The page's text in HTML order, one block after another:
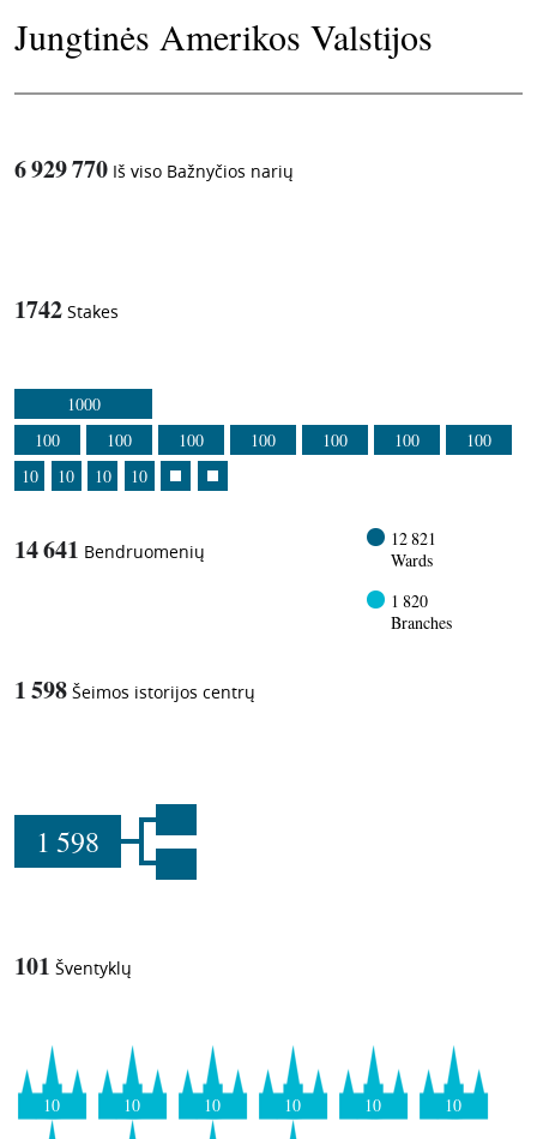
Jungtinės Amerikos Valstijos
6 929 770 Iš viso Bažnyčios narių
1742 Stakes
1000
100
100 100 100 100 100
100
10
10 10 10
14 641 Bendruomenių
12 821
Wards
1 820
Branches
1 598 Šeimos istorijos centrų
1 598
101 Šventyklų
10 10 10 10 10 10